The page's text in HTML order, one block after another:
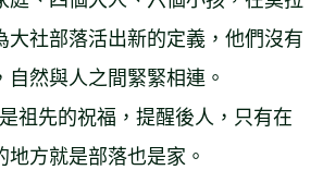
大社部落活出新的定義，他們沒有
然與人之間緊緊相連。
祖先的祝福，提醒後人，只有在
方就是部落也是家。